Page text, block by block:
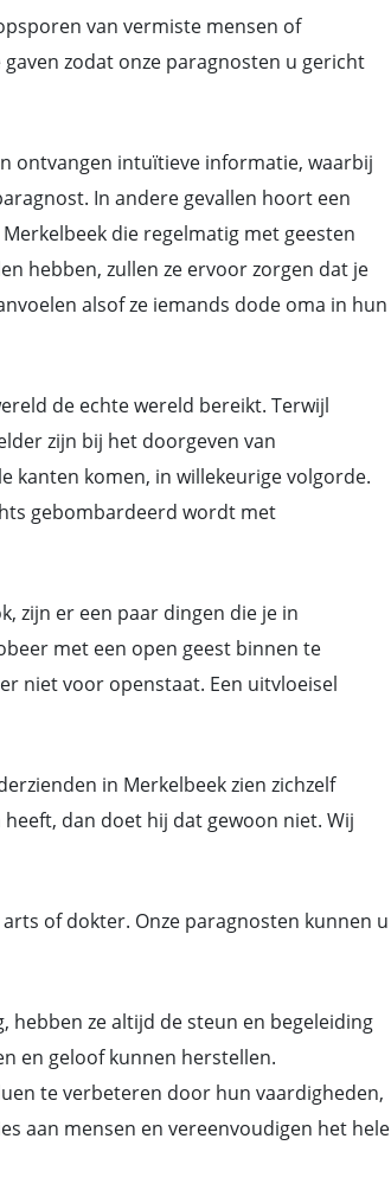
van vermiste mensen of
zodat onze paragnosten u gericht
ontvangen intuïtieve informatie, waarbij
In andere gevallen hoort een
die regelmatig met geesten
hebben, zullen ze ervoor zorgen dat je
alsof ze iemands dode oma in hun
de echte wereld bereikt. Terwijl
zijn bij het doorgeven van
kanten komen, in willekeurige volgorde.
gebombardeerd wordt met
zijn er een paar dingen die je in
met een open geest binnen te
niet voor openstaat. Een uitvloeisel
in Merkelbeek zien zichzelf
dan doet hij dat gewoon niet. Wij
of dokter. Onze paragnosten kunnen u
ze altijd de steun en begeleiding
en geloof kunnen herstellen.
te verbeteren door hun vaardigheden,
aan mensen en vereenvoudigen het hele